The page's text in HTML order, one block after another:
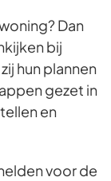
Dan
bij
hun plannen
gezet in
en
voor de